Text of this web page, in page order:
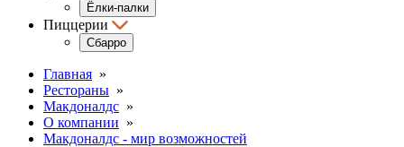
Ёлки-палки
Пиццерии
Сбарро
Главная »
Рестораны »
Макдоналдс »
О компании »
Макдоналдс - мир возможностей